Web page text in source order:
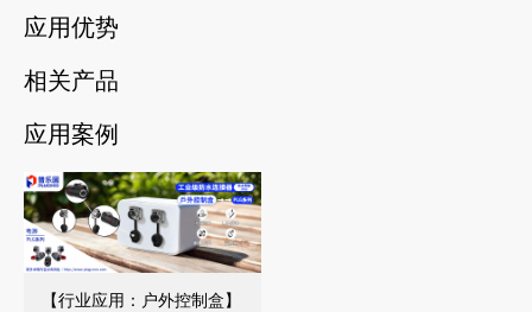
应用优势
相关产品
应用案例
【行业应用：户外控制盒】